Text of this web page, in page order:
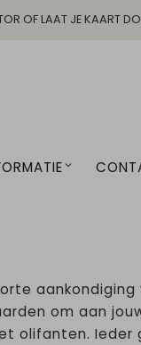
OF LAAT JE KAART
aankondiging
om aan
olifanten. Ieder